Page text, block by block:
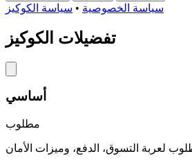
سياسة الخصوصية • سياسة الكوكيز
تفضيلات الكوكيز
أساسي
مطلوب